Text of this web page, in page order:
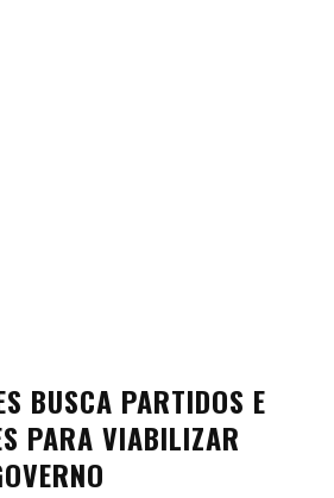
BUSCA PARTIDOS E
PARA VIABILIZAR